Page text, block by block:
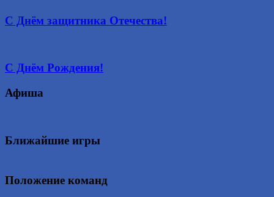
С Днём защитника Отечества!
С Днём Рождения!
Афиша
Ближайшие игры
Положение команд